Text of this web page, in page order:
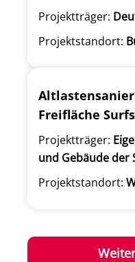
Projektträger:
Projektstandort:
Freifläche
Projektträger:
und Gebäude der
Projektstandort: